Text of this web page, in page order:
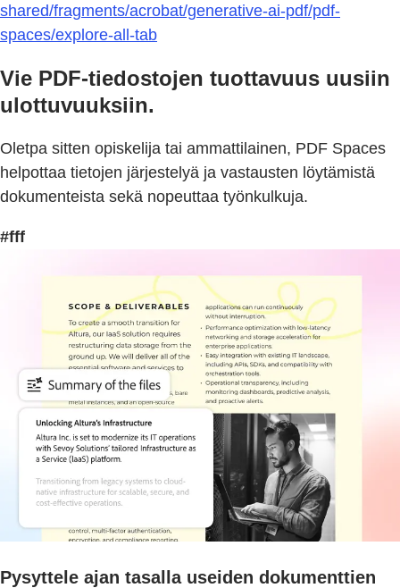
shared/fragments/acrobat/generative-ai-pdf/pdf-
spaces/explore-all-tab
Vie PDF-tiedostojen tuottavuus uusiin
ulottuvuuksiin.
Oletpa sitten opiskelija tai ammattilainen, PDF Spaces
helpottaa tietojen järjestelyä ja vastausten löytämistä
dokumenteista sekä nopeuttaa työnkulkuja.
#fff
Pysyttele ajan tasalla useiden dokumenttien